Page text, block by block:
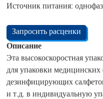
Источник питания:
Запросить расценки
Описание
Эта высокоскоростная
для упаковки
дезинфицирующих
и т.д. в индивидуальную